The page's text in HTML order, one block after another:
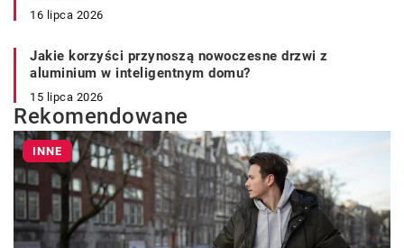
16 lipca 2026
Jakie korzyści przynoszą nowoczesne drzwi z
aluminium w inteligentnym domu?
15 lipca 2026
Rekomendowane
INNE